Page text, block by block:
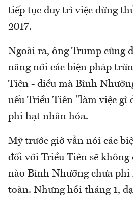
tiếp tục duy trì việc dừng
2017.
Ngoài ra, ông Trump cũng
năng nới các biện pháp
Tiên - điều mà Bình
nếu Triều Tiên "làm việc gì
phi hạt nhân hóa.
Mỹ trước giờ vẫn nói các
đối với Triều Tiên sẽ không
nào Bình Nhưỡng chưa
toàn. Nhưng hồi tháng 1,